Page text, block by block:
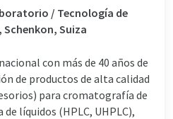
/ Tecnología de
Suiza
con más de 40 años de
de productos de alta calidad
para cromatografía de
líquidos (HPLC, UHPLC),